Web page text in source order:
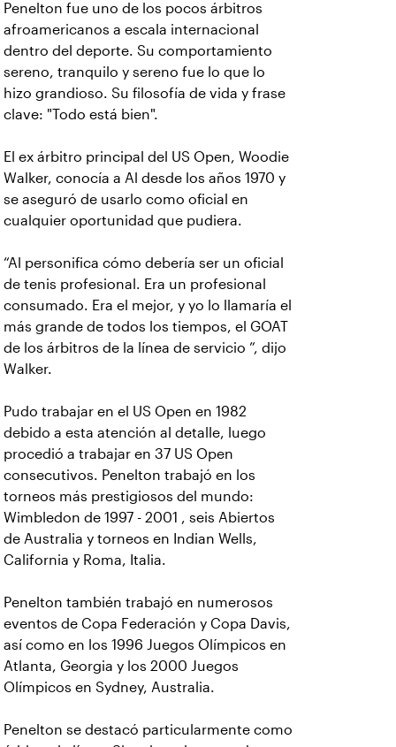
Penelton fue uno de los pocos árbitros
afroamericanos a escala internacional
dentro del deporte. Su comportamiento
sereno, tranquilo y sereno fue lo que lo
hizo grandioso. Su filosofía de vida y frase
clave: "Todo está bien".
El ex árbitro principal del US Open, Woodie
Walker, conocía a Al desde los años 1970 y
se aseguró de usarlo como oficial en
cualquier oportunidad que pudiera.
“Al personifica cómo debería ser un oficial
de tenis profesional. Era un profesional
consumado. Era el mejor, y yo lo llamaría el
más grande de todos los tiempos, el GOAT
de los árbitros de la línea de servicio ”, dijo
Walker.
Pudo trabajar en el US Open en 1982
debido a esta atención al detalle, luego
procedió a trabajar en 37 US Open
consecutivos. Penelton trabajó en los
torneos más prestigiosos del mundo:
Wimbledon de 1997 - 2001 , seis Abiertos
de Australia y torneos en Indian Wells,
California y Roma, Italia.
Penelton también trabajó en numerosos
eventos de Copa Federación y Copa Davis,
así como en los 1996 Juegos Olímpicos en
Atlanta, Georgia y los 2000 Juegos
Olímpicos en Sydney, Australia.
Penelton se destacó particularmente como